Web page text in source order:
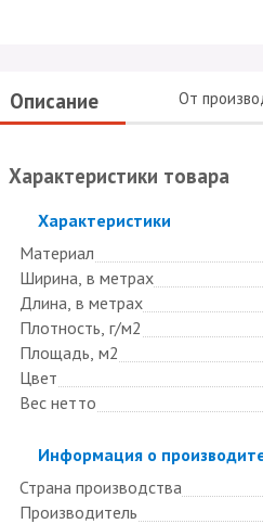
Описание От
Характеристики товара
Скрыть
Характеристики
Материал
Ширина, в метрах
Длина, в метрах
Плотность, г/м2
Площадь, м2
Цвет
Вес нетто
Скрыть
Информация о
Страна производства
Производитель